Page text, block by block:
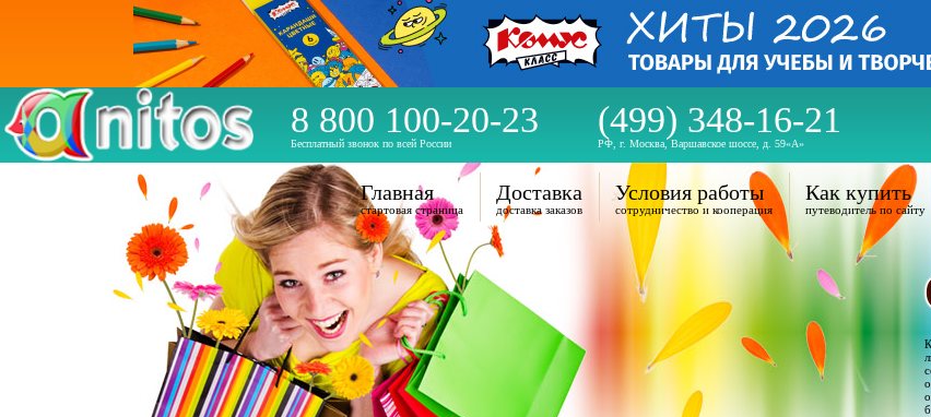
8 800 100-20-23
Бесплатный звонок по всей России
(499) 348-16-21
РФ, г. Москва, Варшавское шоссе, д. 59«А»
Главная
стартовая страница
Доставка
доставка заказов
Условия работы
сотрудничество и кооперация
Как купить
путеводитель по сайту